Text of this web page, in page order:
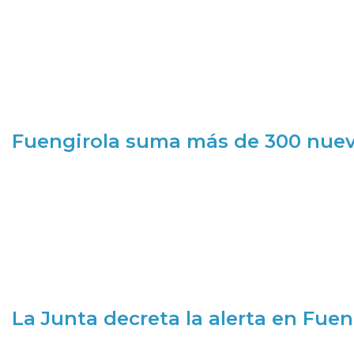
Fuengirola suma más de 300
La Junta decreta la alerta en